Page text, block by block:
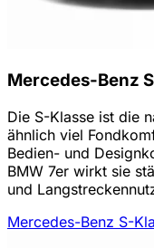
Mercedes-Benz
Die S-Klasse ist die
ähnlich viel
Bedien- und
BMW 7er wirkt sie
und
Mercedes-Benz S-